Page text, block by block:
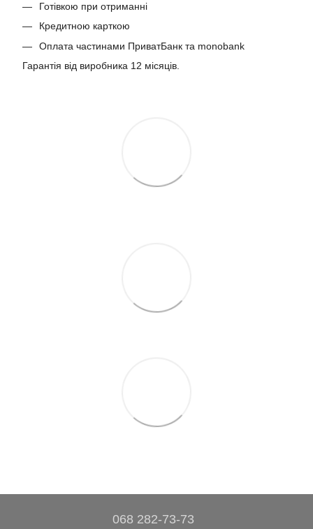
Готівкою при отриманні
Кредитною карткою
Оплата частинами ПриватБанк та monobank
Гарантія від виробника 12 місяців.
068 282-73-73